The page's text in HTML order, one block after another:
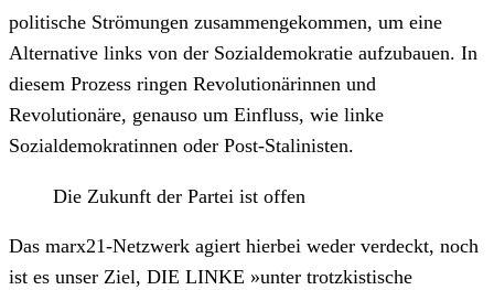
politische Strömungen zusammengekommen, um eine
Alternative links von der Sozialdemokratie aufzubauen. In
diesem Prozess ringen Revolutionärinnen und
Revolutionäre, genauso um Einfluss, wie linke
Sozialdemokratinnen oder Post-Stalinisten.
Die Zukunft der Partei ist offen
Das marx21-Netzwerk agiert hierbei weder verdeckt, noch
ist es unser Ziel, DIE LINKE »unter trotzkistische